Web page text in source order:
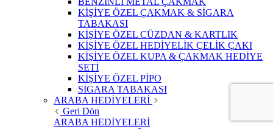
KİŞİYE ÖZEL ÇAKMAK & SİGARA
TABAKASI
KİŞİYE ÖZEL CÜZDAN & KARTLIK
KİŞİYE ÖZEL HEDİYELİK ÇELİK ÇAKI
KİŞİYE ÖZEL KUPA & ÇAKMAK HEDİYE
SETİ
KİŞİYE ÖZEL PİPO
SİGARA TABAKASI
ARABA HEDİYELERİ
Geri Dön
ARABA HEDİYELERİ